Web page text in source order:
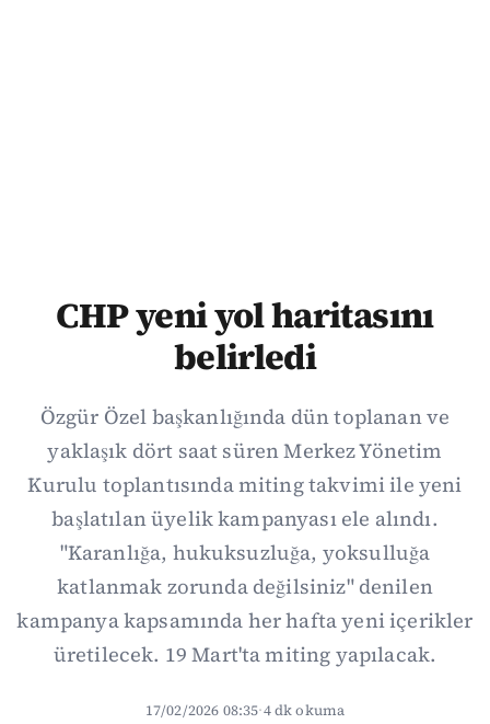
CHP yeni yol haritasını
belirledi
Özgür Özel başkanlığında dün toplanan ve
yaklaşık dört saat süren Merkez Yönetim
Kurulu toplantısında miting takvimi ile yeni
başlatılan üyelik kampanyası ele alındı.
"Karanlığa, hukuksuzluğa, yoksulluğa
katlanmak zorunda değilsiniz" denilen
kampanya kapsamında her hafta yeni içerikler
üretilecek. 19 Mart'ta miting yapılacak.
17/02/2026 08:35·4 dk okuma